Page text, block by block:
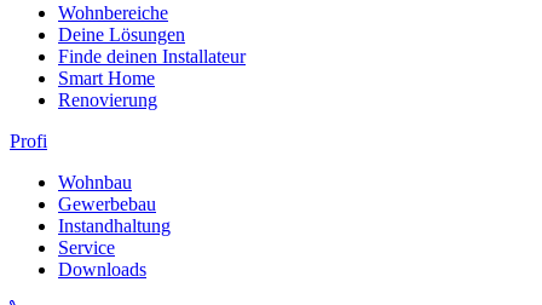
Wohnbereiche
Deine Lösungen
Finde deinen Installateur
Smart Home
Renovierung
Profi
Wohnbau
Gewerbebau
Instandhaltung
Service
Downloads